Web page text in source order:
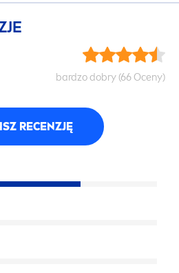
bardzo dobry (66 Oceny)
RECENZJĘ